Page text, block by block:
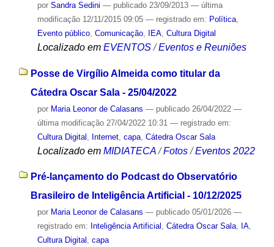
por Sandra Sedini — publicado23/09/2013 — última
modificação12/11/2015 09:05 — registrado em: Política,
Evento público, Comunicação, IEA, Cultura Digital
Localizado em EVENTOS /Eventos e Reuniões
Posse de Virgílio Almeida como titular da
Cátedra Oscar Sala - 25/04/2022
por Maria Leonor de Calasans — publicado26/04/2022 —
última modificação27/04/2022 10:31 — registrado em:
Cultura Digital
Internet, capa, Cátedra Oscar Sala
Localizado em MIDIATECA /Fotos /Eventos 2022
Pré-lançamento do Podcast do Observatório
Brasileiro de Inteligência Artificial - 10/12/2025
por Maria Leonor de Calasans — publicado05/01/2026 —
registrado em: Inteligência Artificial , Cátedra Oscar Sala, IA,
Cultura Digital , capa